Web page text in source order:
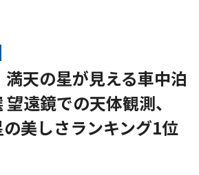
満天の星が見える車中泊
遠鏡での天体観測、
美しさランキング1位